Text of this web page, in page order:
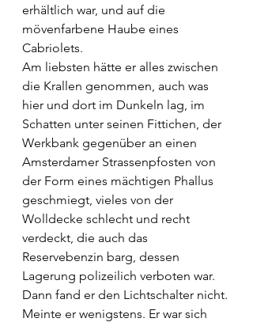
erhältlich war, und auf die
mövenfarbene Haube eines
Cabriolets.
Am liebsten hätte er alles zwischen
die Krallen genommen, auch was
hier und dort im Dunkeln lag, im
Schatten unter seinen Fittichen, der
Werkbank gegenüber an einen
Amsterdamer Strassenpfosten von
der Form eines mächtigen Phallus
geschmiegt, vieles von der
Wolldecke schlecht und recht
verdeckt, die auch das
Reservebenzin barg, dessen
Lagerung polizeilich verboten war.
Dann fand er den Lichtschalter nicht.
Meinte er wenigstens. Er war sich